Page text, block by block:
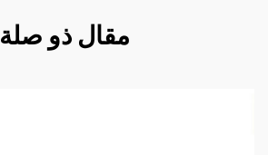
مقال ذو صلة